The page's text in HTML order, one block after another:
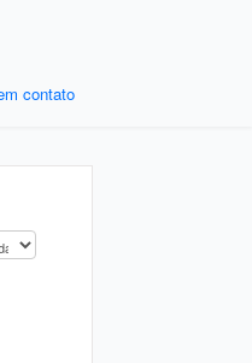
contato